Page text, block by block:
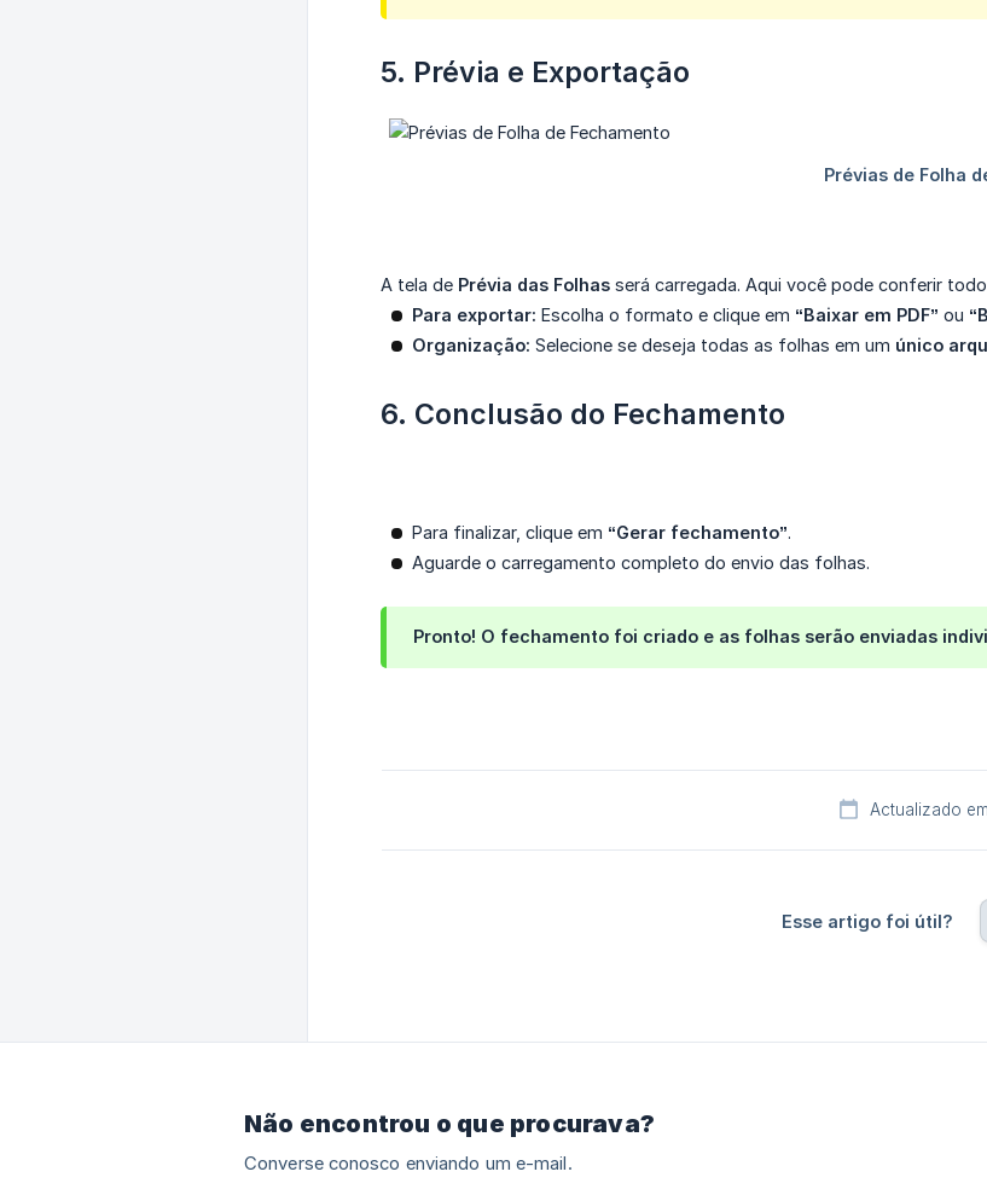
5. Prévia e Exportação
A tela de Prévia das Folhas será carregada. Aqui você pode conferir
Para exportar: Escolha o formato e clique em “Baixar em PDF” ou
Organização: Selecione se deseja todas as folhas em um único
6. Conclusão do Fechamento
Para finalizar, clique em “Gerar fechamento”.
Aguarde o carregamento completo do envio das folhas.
Pronto! O fechamento foi criado e as folhas serão enviadas
Actualizado
Esse artigo foi útil?
Não encontrou o que procurava?
Converse conosco enviando um e-mail.